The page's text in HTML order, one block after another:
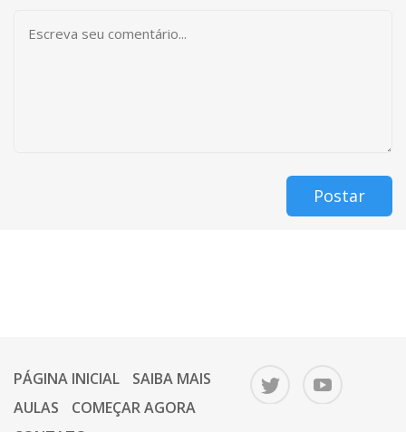
Postar
PÁGINA INICIAL
SAIBA MAIS
AULAS
COMEÇAR AGORA